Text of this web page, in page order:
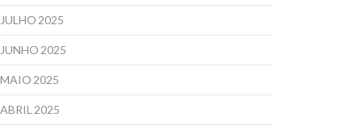
JULHO 2025
JUNHO 2025
MAIO 2025
ABRIL 2025